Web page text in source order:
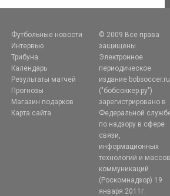
Футбольные новости
Интервью
Трибуна
Календарь
Результаты матчей
Прогнозы
Магазин подарков
Карта сайта
© 2009 Все права
защищены.
Электронное
периодическое
издание bobsoccer.ru
("бобсоккер.ру")
зарегистрировано в
Федеральной
по надзору в сфере
связи,
информационных
технологий и
коммуникаций
(Роскомнадзор) 19
января 2011г.